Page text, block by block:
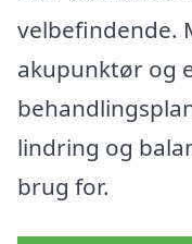
velbefindende.
akupunktør og
lindring og
brug for.